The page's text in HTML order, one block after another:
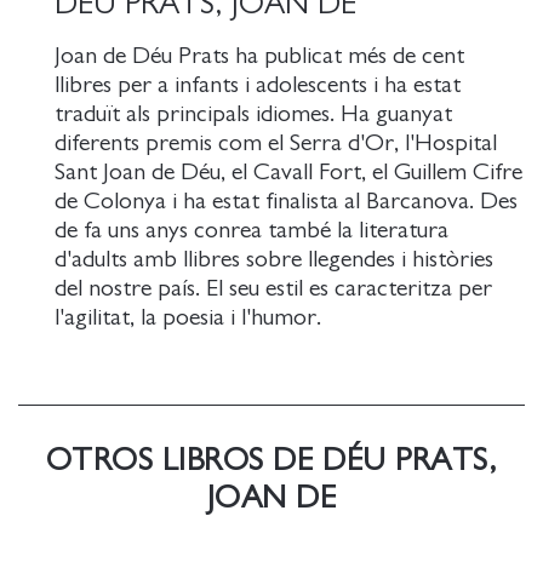
Joan de Déu Prats ha publicat més de cent
llibres per a infants i adolescents i ha estat
traduït als principals idiomes. Ha guanyat
diferents premis com el Serra d'Or, l'Hospital
Sant Joan de Déu, el Cavall Fort, el Guillem Cifre
de Colonya i ha estat finalista al Barcanova. Des
de fa uns anys conrea també la literatura
d'adults amb llibres sobre llegendes i històries
del nostre país. El seu estil es caracteritza per
l'agilitat, la poesia i l'humor.
OTROS LIBROS DE DÉU PRATS,
JOAN DE